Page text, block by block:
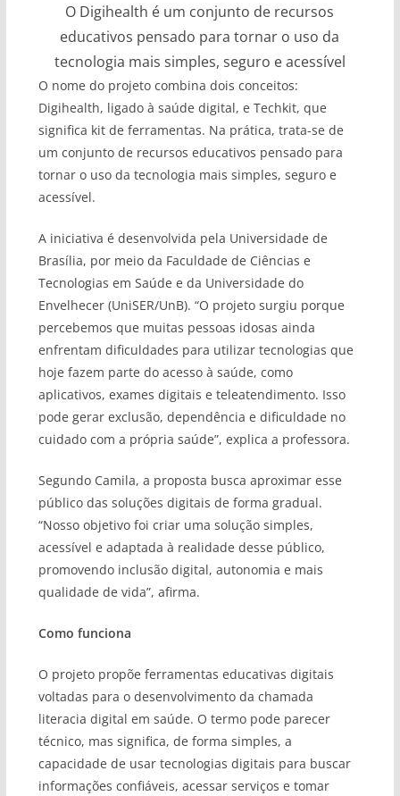
O Digihealth é um conjunto de recursos
educativos pensado para tornar o uso da
tecnologia mais simples, seguro e acessível
O nome do projeto combina dois conceitos:
Digihealth, ligado à saúde digital, e Techkit, que
significa kit de ferramentas. Na prática, trata-se de
um conjunto de recursos educativos pensado para
tornar o uso da tecnologia mais simples, seguro e
acessível.
A iniciativa é desenvolvida pela Universidade de
Brasília, por meio da Faculdade de Ciências e
Tecnologias em Saúde e da Universidade do
Envelhecer (UniSER/UnB). “O projeto surgiu porque
percebemos que muitas pessoas idosas ainda
enfrentam dificuldades para utilizar tecnologias que
hoje fazem parte do acesso à saúde, como
aplicativos, exames digitais e teleatendimento. Isso
pode gerar exclusão, dependência e dificuldade no
cuidado com a própria saúde”, explica a professora.
Segundo Camila, a proposta busca aproximar esse
público das soluções digitais de forma gradual.
“Nosso objetivo foi criar uma solução simples,
acessível e adaptada à realidade desse público,
promovendo inclusão digital, autonomia e mais
qualidade de vida”, afirma.
Como funciona
O projeto propõe ferramentas educativas digitais
voltadas para o desenvolvimento da chamada
literacia digital em saúde. O termo pode parecer
técnico, mas significa, de forma simples, a
capacidade de usar tecnologias digitais para buscar
informações confiáveis, acessar serviços e tomar